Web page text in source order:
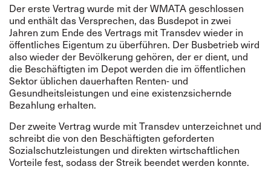
Der erste Vertrag wurde mit der WMATA geschlossen
und enthält das Versprechen, das Busdepot in zwei
Jahren zum Ende des Vertrags mit Transdev wieder in
öffentliches Eigentum zu überführen. Der Busbetrieb wird
also wieder der Bevölkerung gehören, der er dient, und
die Beschäftigten im Depot werden die im öffentlichen
Sektor üblichen dauerhaften Renten- und
Gesundheitsleistungen und eine existenzsichernde
Bezahlung erhalten.
Der zweite Vertrag wurde mit Transdev unterzeichnet und
schreibt die von den Beschäftigten geforderten
Sozialschutzleistungen und direkten wirtschaftlichen
Vorteile fest, sodass der Streik beendet werden konnte.